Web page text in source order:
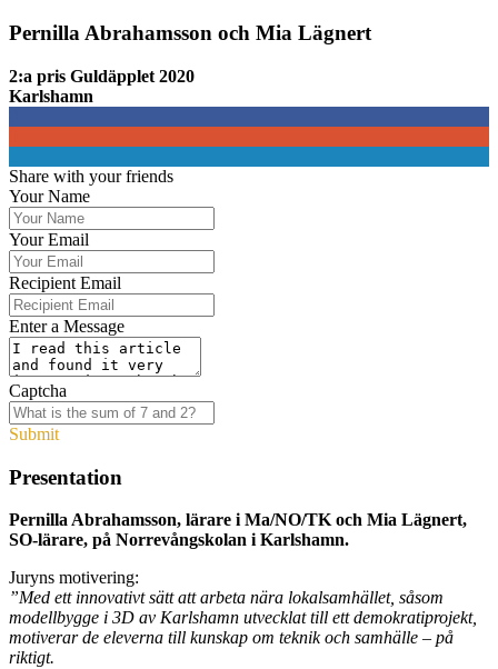
Pernilla Abrahamsson och Mia Lägnert
2:a pris Guldäpplet 2020
Karlshamn
Share with your friends
Your Name
Your Email
Recipient Email
Enter a Message
Captcha
Submit
Presentation
Pernilla Abrahamsson, lärare i Ma/NO/TK och Mia Lägnert,
SO-lärare, på Norrevångskolan i Karlshamn.
Juryns motivering:
”Med ett innovativt sätt att arbeta nära lokalsamhället, såsom
modellbygge i 3D av Karlshamn utvecklat till ett demokratiprojekt,
motiverar de eleverna till kunskap om teknik och samhälle – på
riktigt.